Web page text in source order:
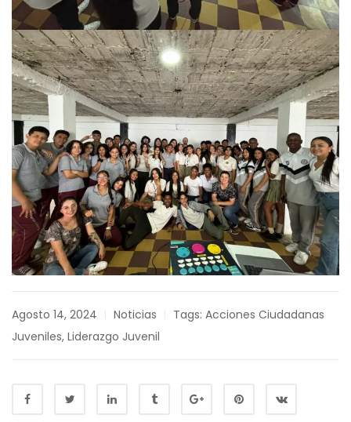
Agosto 14, 2024 Noticias Tags: Acciones Ciudadanas
Juveniles, Liderazgo Juvenil